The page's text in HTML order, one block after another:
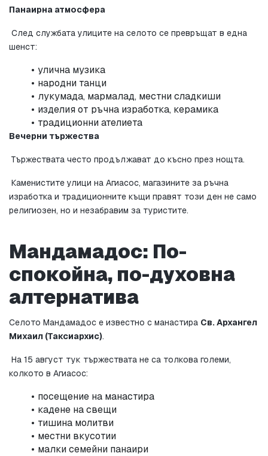
Панаирна атмосфера
шенст:
улична музика
народни танци
лукумада, мармалад, местни сладкиши
изделия от ръчна изработка, керамика
традиционни ателиета
Вечерни тържества
Тържествата често продължават до късно през нощта.
изработка и традиционните къщи правят този ден не само
религиозен, но и незабравим за туристите.
Мандамадос: По-
спокойна, по-духовна
алтернатива
Селото Мандамадос е известно с манастира Св. Архангел
Михаил (Таксиархис).
колкото в Агиасос:
посещение на манастира
кадене на свещи
тишина молитви
местни вкусотии
малки семейни панаири